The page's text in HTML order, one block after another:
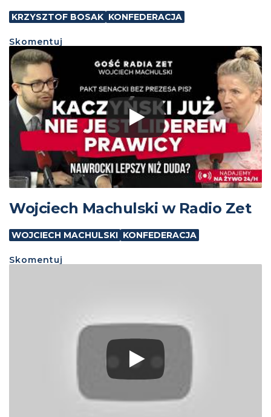
KRZYSZTOF BOSAK KONFEDERACJA
Skomentuj
Wojciech Machulski w Radio Zet
WOJCIECH MACHULSKI KONFEDERACJA
Skomentuj